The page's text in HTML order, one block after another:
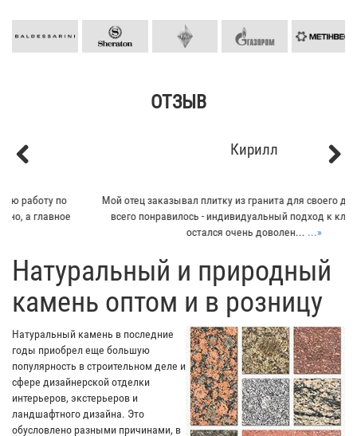
ОТЗЫВ
Мой отец заказывал плитку из гранита для своего дома. Больше
всего понравилось - индивидуальный подход к клиенту. Отец
остался очень доволен......»
​Натуральный и природный
камень оптом и в розницу
Натуральный камень в последние
годы приобрел еще большую
популярность в строительном деле и
сфере дизайнерской отделки
интерьеров, экстерьеров и
ландшафтного дизайна. Это
обусловлено разными причинами, в